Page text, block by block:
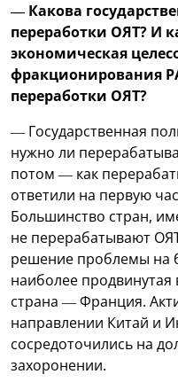
— Какова
переработки ОЯТ? И
экономическая
фракционирования
переработки ОЯТ?
— Государственная
нужно ли
потом — как
ответили на первую
Большинство стран,
не перерабатывают
решение проблемы на
наиболее
страна — Франция.
направлении Китай и
сосредоточились на
захоронении.